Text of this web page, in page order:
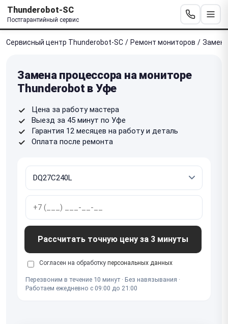
Thunderobot-SC
Постгарантийный сервис
Сервисный центр Thunderobot-SC / Ремонт мониторов /
Замена процессора на мониторе
Thunderobot в Уфе
Цена за работу мастера
Выезд за 45 минут по Уфе
Гарантия 12 месяцев на работу и деталь
Оплата после ремонта
Рассчитать точную цену за 3 минуты
Согласен на обработку персональных данных
Перезвоним в течение 10 минут · Без навязывания ·
Работаем ежедневно с 09:00 до 21:00